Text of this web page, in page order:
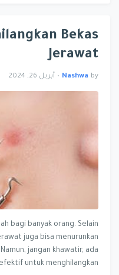
Bekas
Jerawat
by
Nashwa
• أبريل 26, 2024
bagi banyak orang. Selain
juga bisa menurunkan
jangan khawatir, ada
untuk menghilangkan…